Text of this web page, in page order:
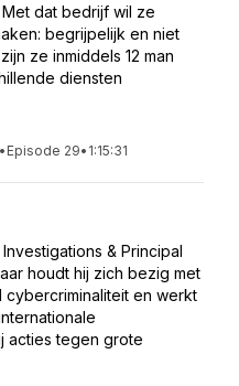
dat bedrijf wil ze
begrijpelijk en niet
ze inmiddels 12 man
diensten
• Episode 29• 1:15:31
& Principal
houdt hij zich bezig met
en werkt
acties tegen grote